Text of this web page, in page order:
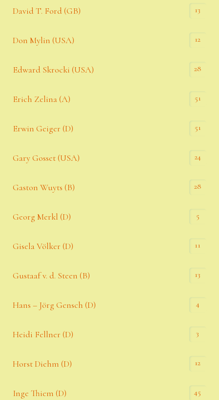
David T. Ford (GB) 13
Don Mylin (USA) 12
Edward Skrocki (USA) 28
Erich Zelina (A) 51
Erwin Geiger (D) 51
Gary Gosset (USA) 24
Gaston Wuyts (B) 28
Georg Merkl (D) 5
Gisela Völker (D) 11
Gustaaf v. d. Steen (B) 13
Hans – Jörg Gensch (D) 4
Heidi Fellner (D) 3
Horst Diehm (D) 12
Inge Thiem (D) 45